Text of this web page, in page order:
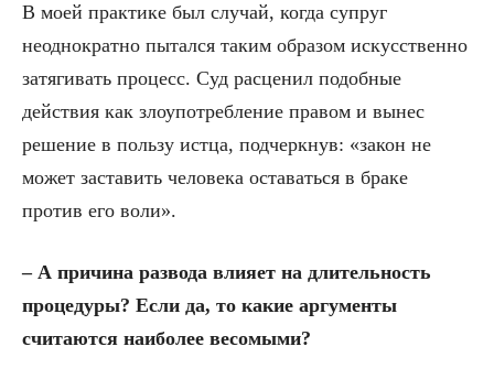
В моей практике был случай, когда супруг
неоднократно пытался таким образом искусственно
затягивать процесс. Суд расценил подобные
действия как злоупотребление правом и вынес
решение в пользу истца, подчеркнув: «закон не
может заставить человека оставаться в браке
против его воли».
– А причина развода влияет на длительность
процедуры? Если да, то какие аргументы
считаются наиболее весомыми?